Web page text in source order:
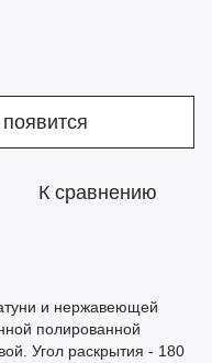
К сравнению
и нержавеющей
полированной
Угол раскрытия - 180